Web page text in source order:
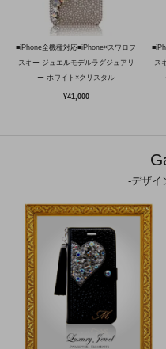
■iPhone全機種対応■iPhone×スワロフ
スキー ジュエルモデルラグジュアリ
ー ホワイト×クリスタル
¥41,000
ス
-デザイ